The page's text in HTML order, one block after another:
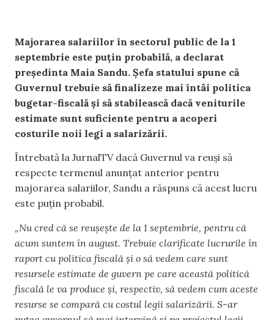
Majorarea salariilor în sectorul public de la 1
septembrie este puțin probabilă, a declarat
președinta Maia Sandu. Șefa statului spune că
Guvernul trebuie să finalizeze mai întâi politica
bugetar-fiscală și să stabilească dacă veniturile
estimate sunt suficiente pentru a acoperi
costurile noii legi a salarizării.
Întrebată la JurnalTV dacă Guvernul va reuși să
respecte termenul anunțat anterior pentru
majorarea salariilor, Sandu a răspuns că acest lucru
este puțin probabil.
„Nu cred că se reușește de la 1 septembrie, pentru că
acum suntem în august. Trebuie clarificate lucrurile în
raport cu politica fiscală și o să vedem care sunt
resursele estimate de guvern pe care această politică
fiscală le va produce și, respectiv, să vedem cum aceste
resurse se compară cu costul legii salarizării. S-ar